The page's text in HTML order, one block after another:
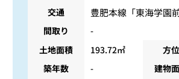
交通
豊肥本線 「東海学園
間取り
-
土地面積
193.72㎡ 方位
築年数
- 建物